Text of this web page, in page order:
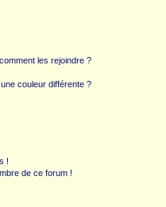
les rejoindre ?
couleur différente ?
!
de ce forum !